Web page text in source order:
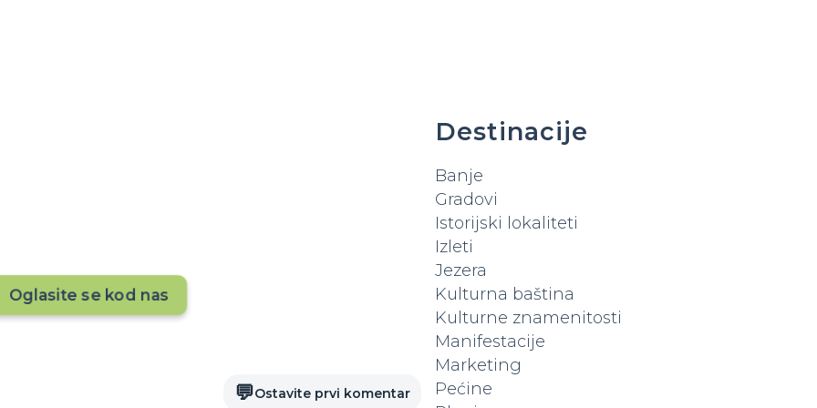
Oglasite se kod nas
💬Ostavite prvi komentar
Destinacije
Banje
Gradovi
Istorijski lokaliteti
Izleti
Jezera
Kulturna baština
Kulturne znamenitosti
Manifestacije
Marketing
Pećine